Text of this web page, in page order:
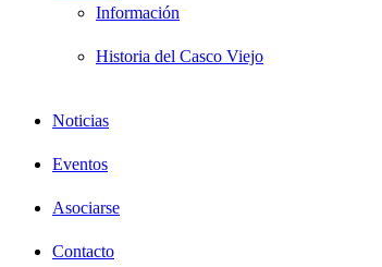
Información
Historia del Casco Viejo
Noticias
Eventos
Asociarse
Contacto